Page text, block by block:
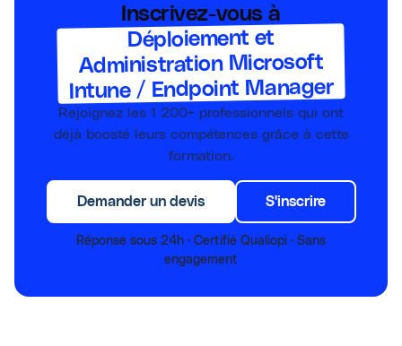
Inscrivez-vous à
Déploiement et
Administration Microsoft
Intune / Endpoint Manager
Rejoignez les 1 200+ professionnels qui ont
déjà boosté leurs compétences grâce à cette
formation.
Demander un devis S'inscrire
Réponse sous 24h · Certifié Qualiopi · Sans
engagement